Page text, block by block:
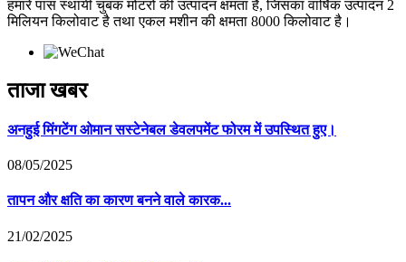
हमारे पास स्थायी चुंबक मोटरों की उत्पादन क्षमता है, जिसका वार्षिक उत्पादन 2
मिलियन किलोवाट है तथा एकल मशीन की क्षमता 8000 किलोवाट है।
ताजा खबर
अनहुई मिंगटेंग ओमान सस्टेनेबल डेवलपमेंट फोरम में उपस्थित हुए।
08/05/2025
तापन और क्षति का कारण बनने वाले कारक...
21/02/2025